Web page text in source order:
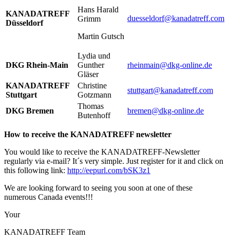
KANADATREFF
Düsseldorf
Hans Harald
Grimm
Martin Gutsch
duesseldorf@kanadatreff.com
DKG Rhein-Main
Lydia und
Gunther
Gläser
rheinmain@dkg-online.de
KANADATREFF
Stuttgart
Christine
Gotzmann
stuttgart@kanadatreff.com
DKG Bremen
Thomas
Butenhoff
bremen@dkg-online.de
How to receive the KANADATREFF newsletter
You would like to receive the KANADATREFF-Newsletter
regularly via e-mail? It´s very simple. Just register for it and click on
this following link: http://eepurl.com/bSK3z1
We are looking forward to seeing you soon at one of these
numerous Canada events!!!
Your
KANADATREFF Team